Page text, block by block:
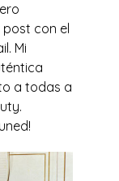
con el
Mi
a todas a